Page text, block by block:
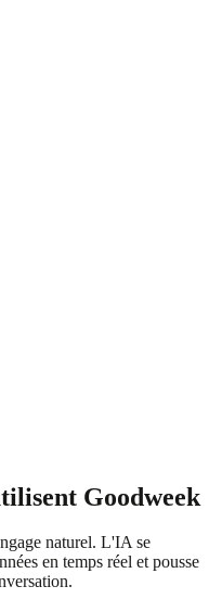
Goodweek
naturel. L'IA se
en temps réel et pousse